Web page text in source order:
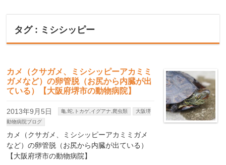
タグ : ミシシッピー
カメ（クサガメ、ミシシッピーアカミミ
ガメなど）の卵管脱（お尻から内臓が出
ている）【大阪府堺市の動物病院】
2013年9月5日 亀,蛇,トカゲ,イグアナ,爬虫類
大阪堺
動物病院ブログ
カメ（クサガメ、ミシシッピーアカミミガメ
など）の卵管脱（お尻から内臓が出ている）
【大阪府堺市の動物病院】